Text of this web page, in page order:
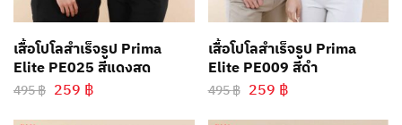
เสื้อโปโลสำเร็จรูป Prima
Elite PE025 สีแดงสด
495฿ 259 ฿
เสื้อโปโลสำเร็จรูป Prima
Elite PE009 สีดำ
495฿ 259 ฿